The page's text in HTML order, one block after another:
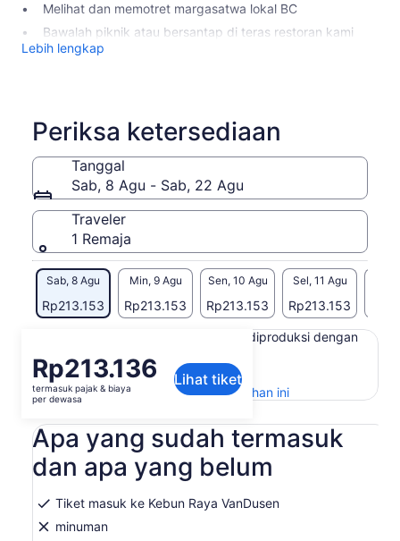
Melihat dan memotret margasatwa lokal BC
Bawalah piknik atau bersantap di teras restoran kami
Lebih lengkap
Periksa ketersediaan
Tanggal
Sab, 8 Agu - Sab, 22 Agu
Traveler
1 Remaja
Sab, 8 Agu
Rp213.153
Min, 9 Agu
Rp213.153
Sen, 10 Agu
Rp213.153
Sel, 11 Agu
Rp213.153
Harga
Rp213.136
per
Rp213.136
termasuk pajak & biaya
per dewasa
Lihat tiket
Konten di halaman ini mungkin diproduksi dengan
Lihat teks asli (Bahasa Inggris)
Berikan masukan untuk terjemahan iniBuka
tab
baru
Apa yang sudah termasuk
dan apa yang belum
Tiket masuk ke Kebun Raya VanDusen
minuman